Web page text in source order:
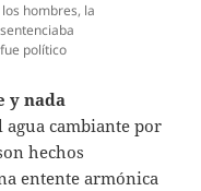
hombres, la
político
y nada
cambiante por
hechos
entente armónica